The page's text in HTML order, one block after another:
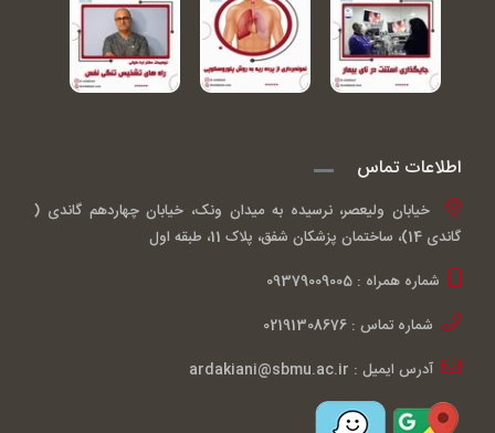
اطلاعات تماس
خیابان ولیعصر، نرسیده به میدان ونک، خیابان چهاردهم گاندی (
گاندی 14)، ساختمان پزشکان شفق، پلاک 11، طبقه اول
شماره همراه : 09379009005
شماره تماس : 02191308676
آدرس ایمیل : ardakiani@sbmu.ac.ir